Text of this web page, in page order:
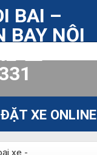
ĐẶT XE ONLINE